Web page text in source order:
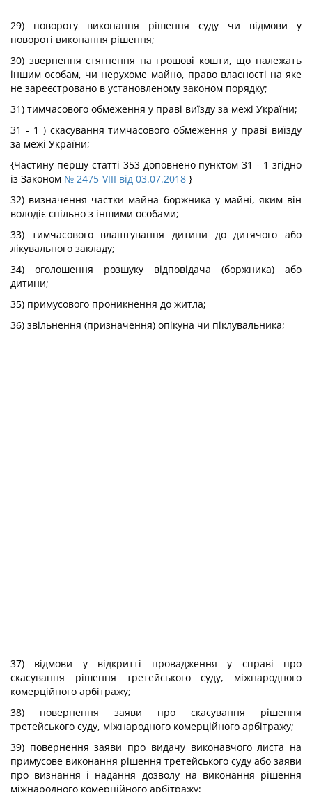
29) повороту виконання рішення суду чи відмови у
повороті виконання рішення;
30) звернення стягнення на грошові кошти, що належать
іншим особам, чи нерухоме майно, право власності на яке
не зареєстровано в установленому законом порядку;
31) тимчасового обмеження у праві виїзду за межі України;
31 - 1 ) скасування тимчасового обмеження у праві виїзду
за межі України;
{Частину першу статті 353 доповнено пунктом 31 - 1 згідно
із Законом № 2475-VIII від 03.07.2018 }
32) визначення частки майна боржника у майні, яким він
володіє спільно з іншими особами;
33) тимчасового влаштування дитини до дитячого або
лікувального закладу;
34) оголошення розшуку відповідача (боржника) або
дитини;
35) примусового проникнення до житла;
36) звільнення (призначення) опікуна чи піклувальника;
37) відмови у відкритті провадження у справі про
скасування рішення третейського суду, міжнародного
комерційного арбітражу;
38) повернення заяви про скасування рішення
третейського суду, міжнародного комерційного арбітражу;
39) повернення заяви про видачу виконавчого листа на
примусове виконання рішення третейського суду або заяви
про визнання і надання дозволу на виконання рішення
міжнародного комерційного арбітражу;